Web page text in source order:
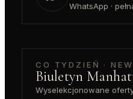
WhatsApp ·
CO TYDZIEŃ ·
Biuletyn
Wyselekcjonowane